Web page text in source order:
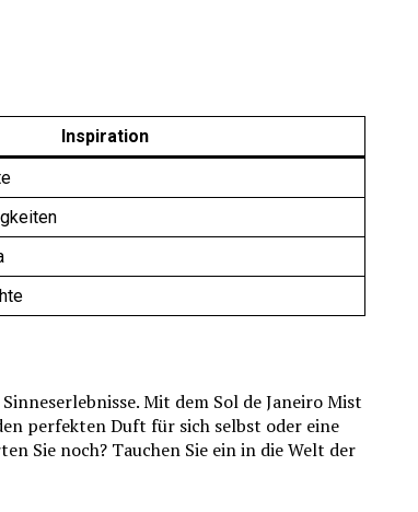
Inspiration
Mit dem Sol de Janeiro Mist
perfekten Duft für sich selbst oder eine
Sie noch? Tauchen Sie ein in die Welt der